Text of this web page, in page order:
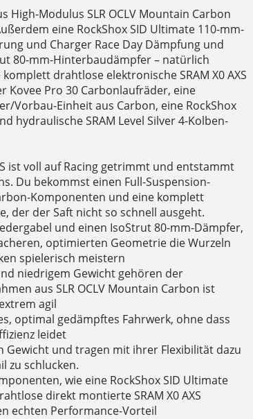
High-Modulus SLR OCLV Mountain Carbon
eine RockShox SID Ultimate 110-mm-
und Charger Race Day Dämpfung und
80-mm-Hinterbaudämpfer – natürlich
drahtlose elektronische SRAM X0 AXS
Kovee Pro 30 Carbonlaufräder, eine
Vorbau-Einheit aus Carbon, eine RockShox
hydraulische SRAM Level Silver 4-Kolben-
ist voll auf Racing getrimmt und entstammt
Du bekommst einen Full-Suspension-
Komponenten und eine komplett
der der Saft nicht so schnell ausgeht.
und einen IsoStrut 80-mm-Dämpfer,
optimierten Geometrie die Wurzeln
spielerisch meistern
niedrigem Gewicht gehören der
aus SLR OCLV Mountain Carbon ist
agil
optimal gedämpftes Fahrwerk, ohne dass
leidet
Gewicht und tragen mit ihrer Flexibilität dazu
zu schlucken.
wie eine RockShox SID Ultimate
direkt montierte SRAM X0 AXS
echten Performance-Vorteil